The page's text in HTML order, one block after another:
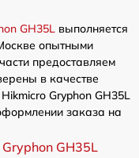
GH35L выполняется
опытными
предоставляем
в качестве
Gryphon GH35L
заказа на
GH35L